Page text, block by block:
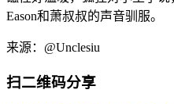
Eason和萧叔叔的声音驯服。
来源：@Unclesiu
扫二维码分享